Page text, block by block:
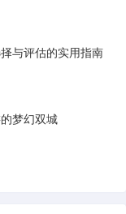
与评估的实用指南
梦幻双城